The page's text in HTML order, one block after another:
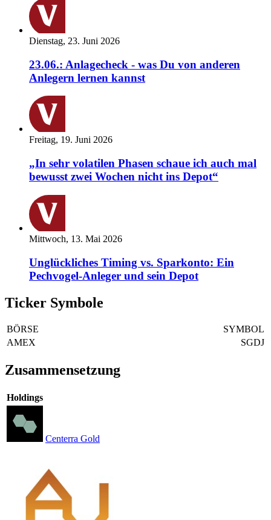
Dienstag, 23. Juni 2026
23.06.: Anlagecheck - was Du von anderen
Anlegern lernen kannst
Freitag, 19. Juni 2026
„In sehr volatilen Phasen schaue ich auch mal
bewusst zwei Wochen nicht ins Depot“
Mittwoch, 13. Mai 2026
Unglückliches Timing vs. Sparkonto: Ein
Pechvogel-Anleger und sein Depot
Ticker Symbole
BÖRSE
SYMBOL
AMEX
SGDJ
Zusammensetzung
Holdings
Centerra Gold